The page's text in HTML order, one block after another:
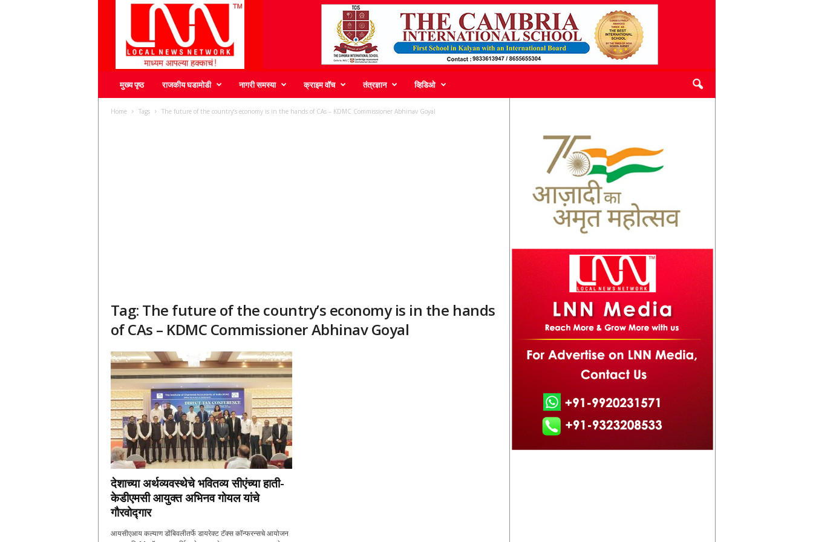
मुख्य पृष्ठ राजकीय घडामोडी नागरी समस्या क्राइम वॉच तंत्रज्ञान व्हिडिओ
Home Tags The future of the country’s economy is in the hands of CAs – KDMC Commissioner Abhinav Goyal
Tag: The future of the country’s economy is in the hands
of CAs – KDMC Commissioner Abhinav Goyal
देशाच्या अर्थव्यवस्थेचे भवितव्य सीएंच्या हाती-
केडीएमसी आयुक्त अभिनव गोयल यांचे
गौरवोद्गार
आयसीएआय कल्याण डोंबिवलीतर्फे डायरेक्ट टॅक्स कॉन्फरन्सचे आयोजन